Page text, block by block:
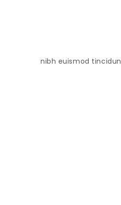
nibh euismod